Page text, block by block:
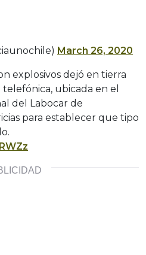
March 26, 2020
explosivos dejó en tierra
ubicada en el
del Labocar de
para establecer que tipo